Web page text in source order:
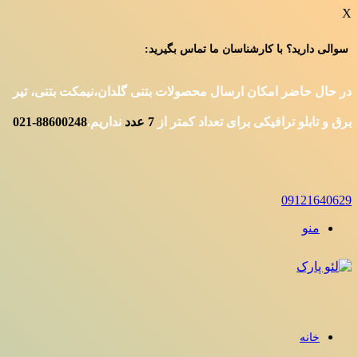
X
سوالی دارید؟ با کارشناسان ما تماس بگیرید:
در حال حاضر امکان ارسال محصولات بتنی گلدان،نیمکت بتنی، تیر
برق و تابلو ترافیکی برای تعداد کمتر از عدد نداریم.88600248-021
09121640629
منو
خانه